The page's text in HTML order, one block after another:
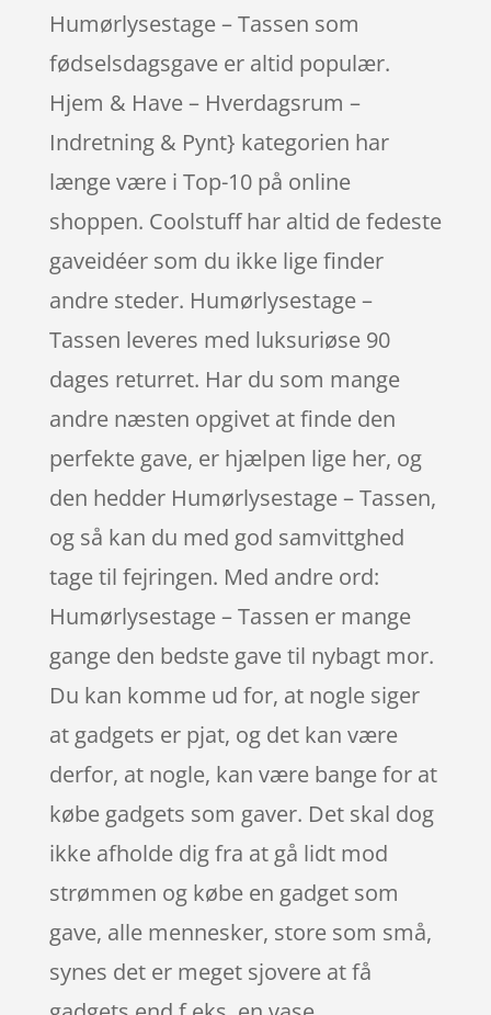
Humørlysestage – Tassen som
fødselsdagsgave er altid populær.
Hjem & Have – Hverdagsrum –
Indretning & Pynt} kategorien har
længe være i Top-10 på online
shoppen. Coolstuff har altid de fedeste
gaveidéer som du ikke lige finder
andre steder. Humørlysestage –
Tassen leveres med luksuriøse 90
dages returret. Har du som mange
andre næsten opgivet at finde den
perfekte gave, er hjælpen lige her, og
den hedder Humørlysestage – Tassen,
og så kan du med god samvittghed
tage til fejringen. Med andre ord:
Humørlysestage – Tassen er mange
gange den bedste gave til nybagt mor.
Du kan komme ud for, at nogle siger
at gadgets er pjat, og det kan være
derfor, at nogle, kan være bange for at
købe gadgets som gaver. Det skal dog
ikke afholde dig fra at gå lidt mod
strømmen og købe en gadget som
gave, alle mennesker, store som små,
synes det er meget sjovere at få